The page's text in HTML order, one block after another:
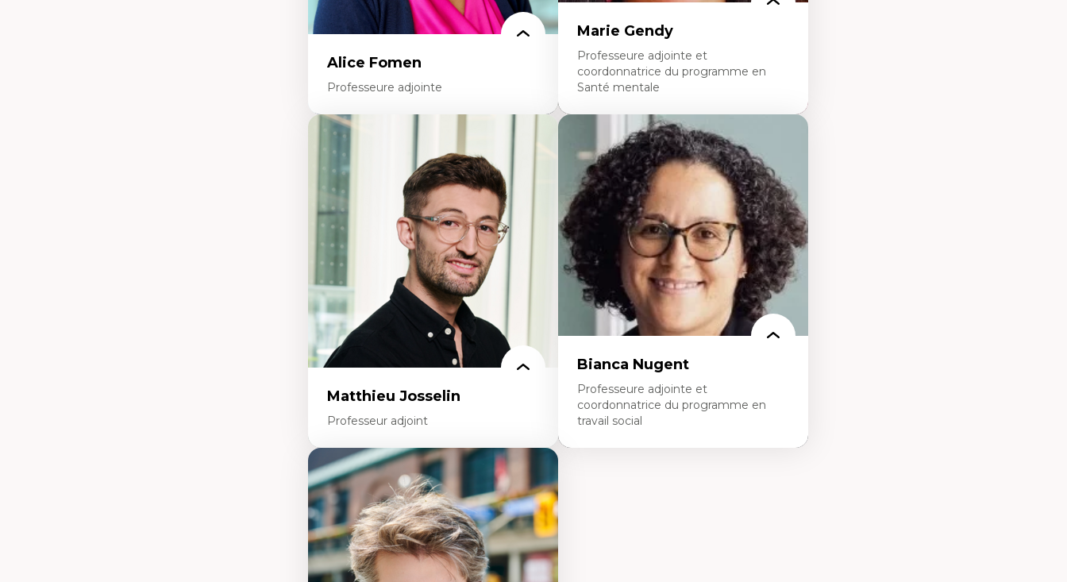
Alice Fomen
Professeure adjointe
Expertises
Acceptabilité, acceptation et adoption des
technologies
Technologies d'apprentissage innovantes
Insertion professionnelle du nouveau
personnel enseignant
Construction identitaire en milieu
minoritaire francophone
Technologies éducatives pour la formation
Marie Gendy
Professeure adjointe et
coordonnatrice du programme en
Santé mentale
Expertises
Neuropsychiatrie et neurosciences
Direction d'essais cliniques
Analyse des politiques et pratiques en santé
mentale
Développement de protocoles d'essais
cliniques
Collaboration interfonctionnelle
Leadership en recherche clinique
Développement de cadres politiques
Collaboration avec des entreprises
pharmaceutiques
Rédaction de publications et de rapports
politiques
Enseignement et mentorat
Matthieu Josselin
Professeur adjoint
Expertises
Ethnographie critique des environnements
d’apprentissage des étudiant.e.s
Approche transdisciplinaire des
compétences socioaffectives et
interculturelles
Didactique des langues secondes et
compétence pragmatique
Bianca Nugent
Professeure adjointe et
coordonnatrice du programme en
travail social